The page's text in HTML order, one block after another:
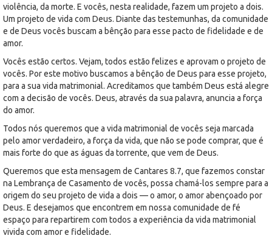
violência, da morte. E vocês, nesta realidade, fazem um projeto a dois.
Um projeto de vida com Deus. Diante das testemunhas, da comunidade
e de Deus vocês buscam a bênção para esse pacto de fidelidade e de
amor.
Vocês estão certos. Vejam, todos estão felizes e aprovam o projeto de
vocês. Por este motivo buscamos a bênção de Deus para esse projeto,
para a sua vida matrimonial. Acreditamos que também Deus está alegre
com a decisão de vocês. Deus, através da sua palavra, anuncia a força
do amor.
Todos nós queremos que a vida matrimonial de vocês seja marcada
pelo amor verdadeiro, a força da vida, que não se pode comprar, que é
mais forte do que as águas da torrente, que vem de Deus.
Queremos que esta mensagem de Cantares 8.7, que fazemos constar
na Lembrança de Casamento de vocês, possa chamá-los sempre para a
origem do seu projeto de vida a dois — o amor, o amor abençoado por
Deus. E desejamos que encontrem em nossa comunidade de fé
espaço para repartirem com todos a experiência da vida matrimonial
vivida com amor e fidelidade.